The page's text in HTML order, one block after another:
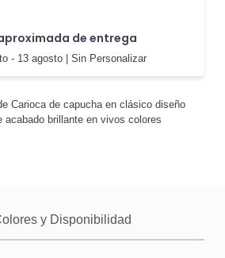
de entrega
- 13 agosto| Sin Personalizar
Carioca de capucha en clásico diseño
acabado brillante en vivos colores
y Disponibilidad